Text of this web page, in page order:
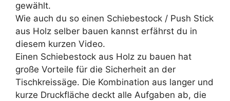
gewählt.
Wie auch du so einen Schiebestock / Push Stick
aus Holz selber bauen kannst erfährst du in
diesem kurzen Video.
Einen Schiebestock aus Holz zu bauen hat
große Vorteile für die Sicherheit an der
Tischkreissäge. Die Kombination aus langer und
kurze Druckfläche deckt alle Aufgaben ab, die